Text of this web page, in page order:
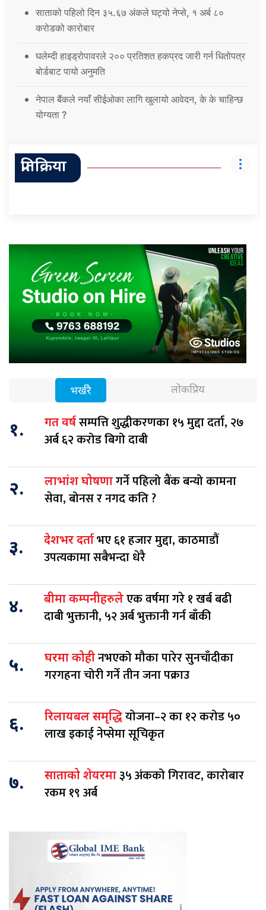
साताको पहिलो दिन ३५.६७ अंकले घट्यो नेप्से, १ अर्ब ८०
करोडको कारोबार
घलेम्दी हाइड्रोपावरले २०० प्रतिशत हकप्रद जारी गर्न धितोपत्र
बोर्डबाट पायो अनुमति
नेपाल बैंकले नयाँ सीईओका लागि खुलायो आवेदन, के के चाहिन्छ
योग्यता ?
प्रतिक्रिया
भर्खरै लोकप्रिय
१. गत वर्षसम्पत्ति शुद्धीकरणका १५ मुद्दा दर्ता, २७
अर्ब ६२ करोड बिगो दाबी
२. लाभांश घोषणागर्ने पहिलो बैंक बन्यो कामना
सेवा, बोनस र नगद कति ?
३. देशभर दर्ताभए ६१ हजार मुद्दा, काठमाडौं
उपत्यकामा सबैभन्दा धेरै
४. बीमा कम्पनीहरुलेएक वर्षमा गरे १ खर्ब बढी
दाबी भुक्तानी, ५२ अर्ब भुक्तानी गर्न बाँकी
५. घरमा कोहीनभएको मौका पारेर सुनचाँदीका
गरगहना चोरी गर्ने तीन जना पक्राउ
६. रिलायबल समृद्धियोजना–२ का १२ करोड ५०
लाख इकाई नेप्सेमा सूचिकृत
७. साताको शेयरमा३५ अंकको गिरावट, कारोबार
रकम १९ अर्ब